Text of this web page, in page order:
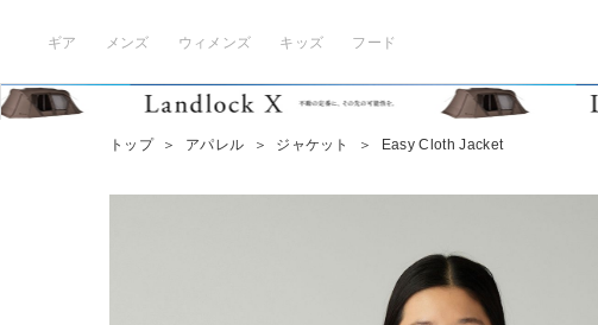
ギア メンズ ウィメンズ キッズ フード
トップ ＞ アパレル ＞ ジャケット ＞ Easy Cloth Jacket